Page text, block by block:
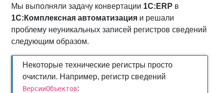
Мы выполняли задачу конвертации 1С:ERP в
1С:Комплексная автоматизация и решали
проблему неуникальных записей регистров сведений
следующим образом.
Некоторые технические регистры просто
очистили. Например, регистр сведений
ВерсииОбъектов: